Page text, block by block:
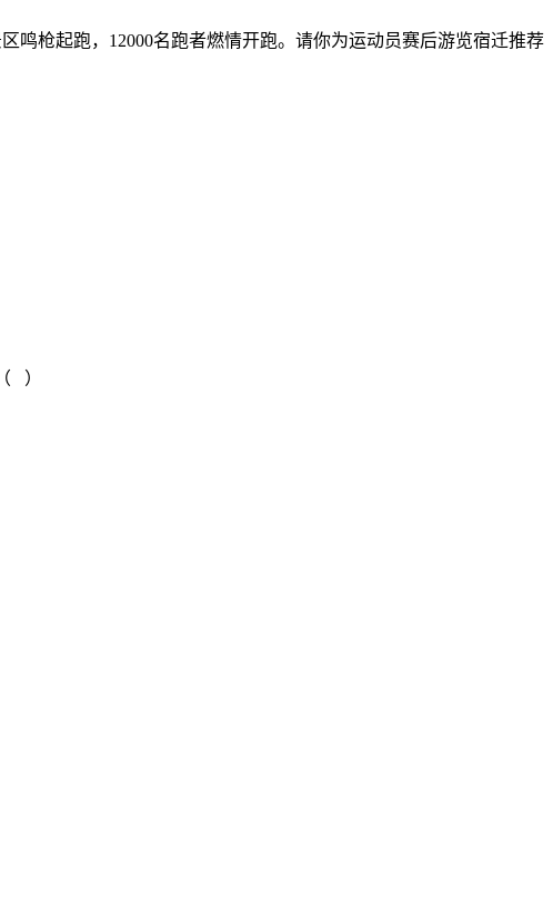
鸣枪起跑，12000名跑者燃情开跑。请你为运动员赛后游览宿迁推荐
）